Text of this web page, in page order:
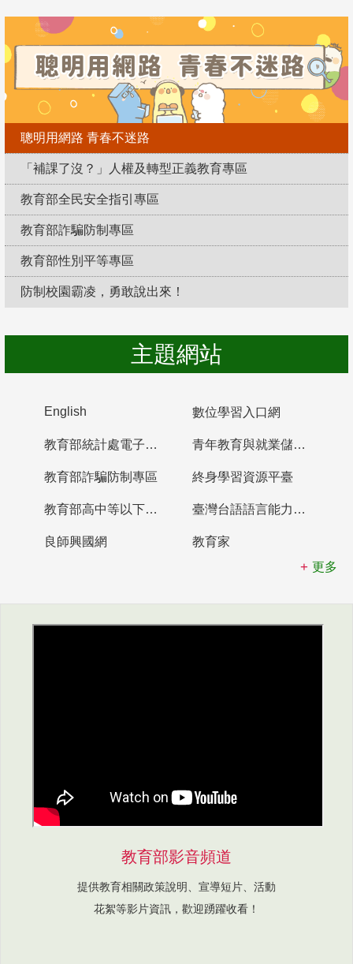
聰明用網路 青春不迷路
「補課了沒？」人權及轉型正義教育專區
教育部全民安全指引專區
教育部詐騙防制專區
教育部性別平等專區
防制校園霸凌，勇敢說出來！
主題網站
English 數位學習入口網
教育部統計處電子書櫃 青年教育與就業儲蓄帳戶
教育部詐騙防制專區 終身學習資源平臺
教育部高中等以下學校及幼兒園教師資格檢定考試 臺灣台語語言能力認證網站
良師興國網
教育家
更多
教育部影音頻道
提供教育相關政策說明、宣導短片、活動
花絮等影片資訊，歡迎踴躍收看！